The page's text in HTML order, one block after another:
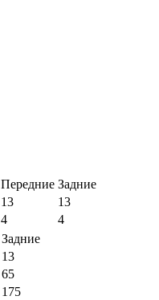
Передние Задние
13
13
4
4
Задние
13
65
175